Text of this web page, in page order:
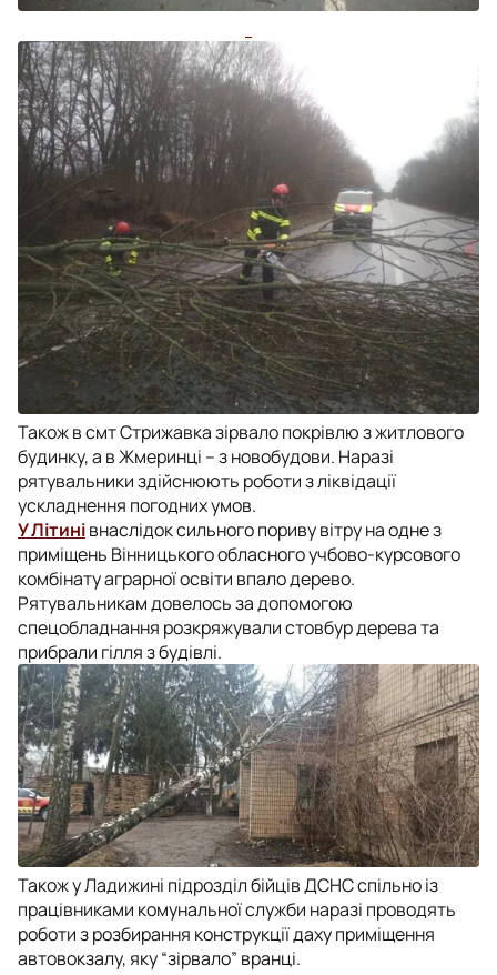
Також в смт Стрижавка зірвало покрівлю з житлового
будинку, а в Жмеринці – з новобудови. Наразі
рятувальники здійснюють роботи з ліквідації
ускладнення погодних умов.
У Літинівнаслідок сильного пориву вітру на одне з
приміщень Вінницького обласного учбово-курсового
комбінату аграрної освіти впало дерево.
Рятувальникам довелось за допомогою
спецобладнання розкряжували стовбур дерева та
прибрали гілля з будівлі.
Також у Ладижині підрозділ бійців ДСНС спільно із
працівниками комунальної служби наразі проводять
роботи з розбирання конструкції даху приміщення
автовокзалу, яку “зірвало” вранці.